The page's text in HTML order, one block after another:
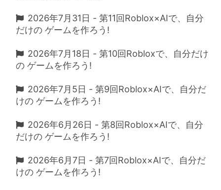
2026年7月31日 - 第11回Roblox×AIで、自分
だけの ゲームを作ろう!
2026年7月18日 - 第10回Robloxで、自分だけ
の ゲームを作ろう!
2026年7月5日 - 第9回Roblox×AIで、自分だ
けの ゲームを作ろう!
2026年6月26日 - 第8回Roblox×AIで、自分
だけの ゲームを作ろう!
2026年6月7日 - 第7回Roblox×AIで、自分だ
けの ゲームを作ろう!